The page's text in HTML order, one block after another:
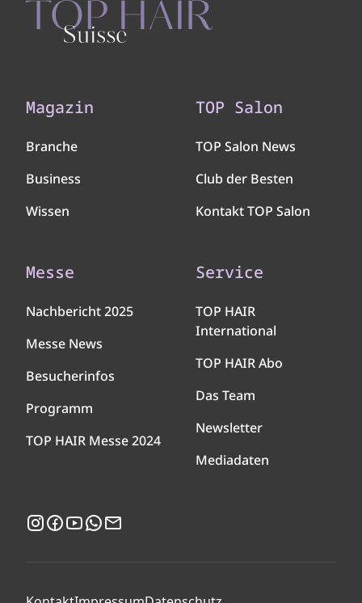
Magazin
Branche
Business
Wissen
TOP Salon
TOP Salon News
Club der Besten
Kontakt TOP Salon
Messe
Nachbericht 2025
Messe News
Besucherinfos
Programm
TOP HAIR Messe 2024
Service
TOP HAIR
International
TOP HAIR Abo
Das Team
Newsletter
Mediadaten
Instagram
Facebook
YouTubeWhatsApp